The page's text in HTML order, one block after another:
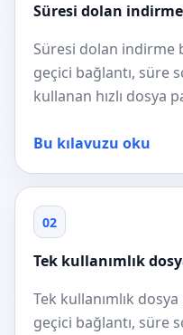
Süresi dolan
Süresi dolan indirme
geçici bağlantı, süre
kullanan hızlı dosya
Bu kılavuzu oku
02
Tek kullanımlık
Tek kullanımlık
geçici bağlantı, süre